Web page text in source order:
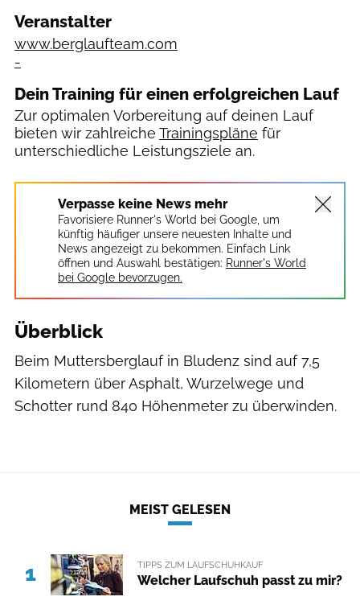
Veranstalter
www.berglaufteam.com
-
Dein Training für einen erfolgreichen Lauf
Zur optimalen Vorbereitung auf deinen Lauf
bieten wir zahlreiche Trainingspläne für
unterschiedliche Leistungsziele an.
Verpasse keine News mehr
Favorisiere Runner's World bei Google, um
künftig häufiger unsere neuesten Inhalte und
News angezeigt zu bekommen. Einfach Link
öffnen und Auswahl bestätigen: Runner's World
bei Google bevorzugen.
Überblick
Beim Muttersberglauf in Bludenz sind auf 7,5
Kilometern über Asphalt, Wurzelwege und
Schotter rund 840 Höhenmeter zu überwinden.
MEIST GELESEN
1 TIPPS ZUM LAUFSCHUHKAUF
Welcher Laufschuh passt zu mir?